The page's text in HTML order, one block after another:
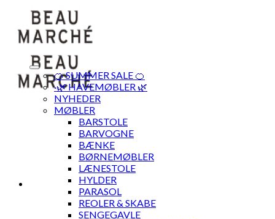
content
🍊 SUMMER SALE 🍊
·🌿 HAVEMØBLER 🌿
NYHEDER
MØBLER
BARSTOLE
BARVOGNE
BÆNKE
BØRNEMØBLER
LÆNESTOLE
HYLDER
PARASOL
REOLER & SKABE
SENGEGAVLE